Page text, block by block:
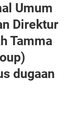
Umum
Direktur
Tamma
dugaan